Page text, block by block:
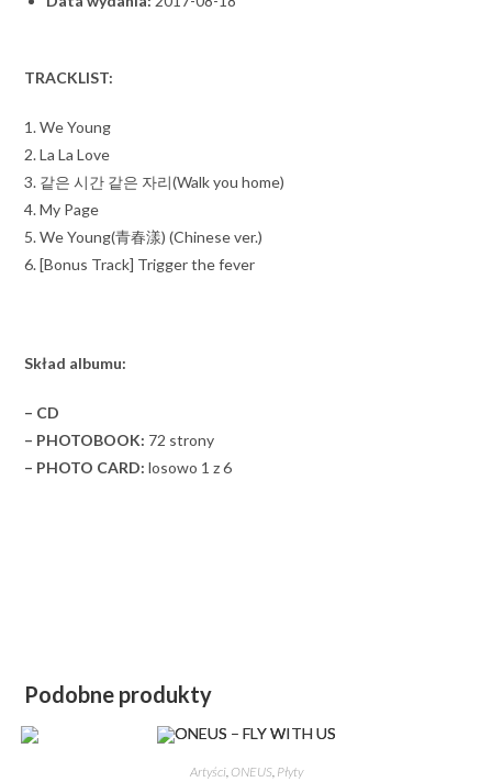
TRACKLIST:
1. We Young
2. La La Love
3. 같은 시간 같은 자리(Walk you home)
4. My Page
5. We Young(青春漾) (Chinese ver.)
6. [Bonus Track] Trigger the fever
Skład albumu:
– CD
– PHOTOBOOK: 72 strony
– PHOTO CARD: losowo 1 z 6
Podobne produkty
Artyści, ONEUS, Płyty